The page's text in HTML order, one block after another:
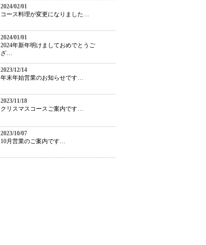
2024/02/01
コース料理が変更になりました…
2024/01/01
2024年新年明けましておめでとうご
ざ…
2023/12/14
年末年始営業のお知らせです…
2023/11/18
クリスマスコースご案内です…
2023/10/07
10月営業のご案内です…